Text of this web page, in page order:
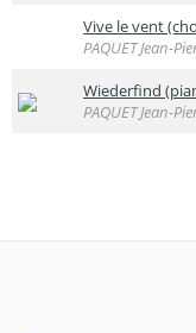
Vive le vent
PAQUET Jean-
Wiederfind
PAQUET Jean-